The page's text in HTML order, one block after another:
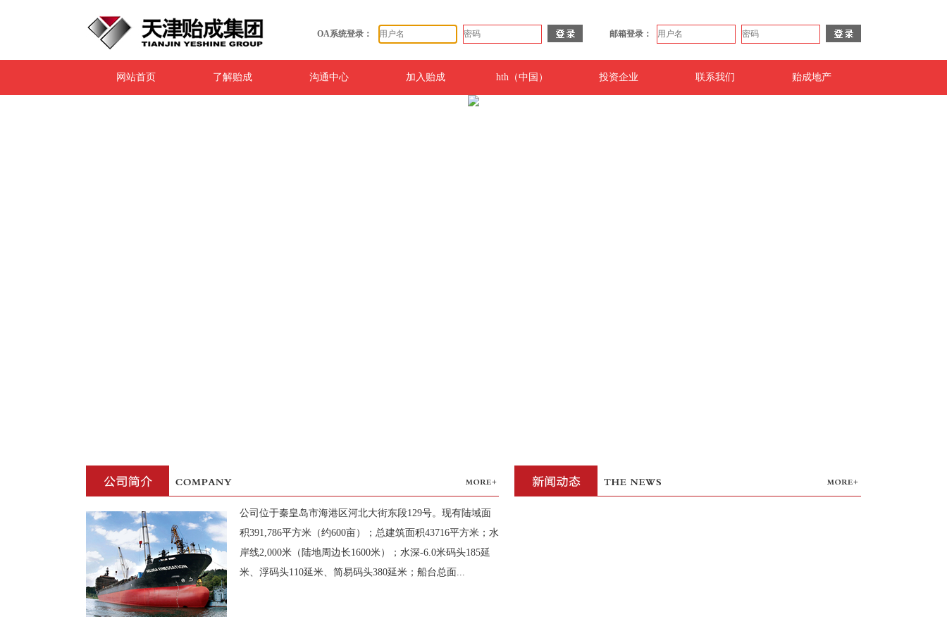
OA系统登录： 邮箱登录：
网站首页 了解贻成 沟通中心 加入贻成 hth（中国） 投资企业 联系我们 贻成地产
公司位于秦皇岛市海港区河北大街东段129号。现有陆域面
积391,786平方米（约600亩）；总建筑面积43716平方米；水
岸线2,000米（陆地周边长1600米）；水深-6.0米码头185延
米、浮码头110延米、简易码头380延米；船台总面...